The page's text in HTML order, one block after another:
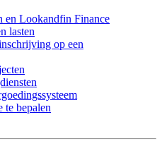
en Lookandfin Finance
lasten
op een
te bepalen